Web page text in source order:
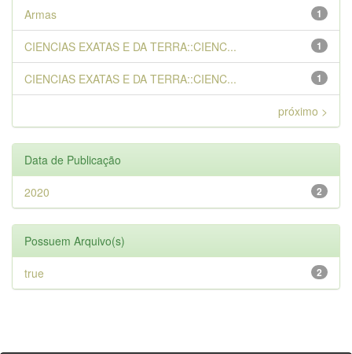
1
Armas
1
CIENCIAS EXATAS E DA TERRA::CIENC...
1
CIENCIAS EXATAS E DA TERRA::CIENC...
próximo >
Data de Publicação
2
2020
Possuem Arquivo(s)
2
true